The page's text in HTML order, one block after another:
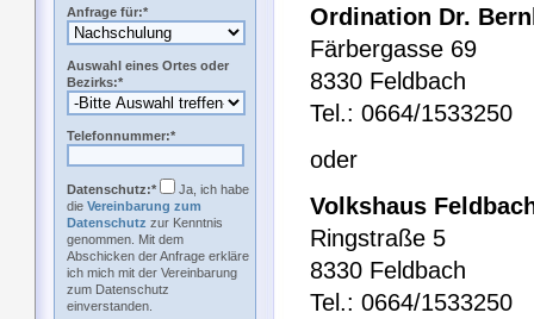
Anfrage für:*
Auswahl eines Ortes oder
Bezirks:*
Telefonnummer:*
Datenschutz:*
Ja, ich habe
die Vereinbarung zum
Datenschutz zur Kenntnis
genommen. Mit dem
Abschicken der Anfrage erkläre
ich mich mit der Vereinbarung
zum Datenschutz
einverstanden.
Ordination Dr.
Färbergasse 69
8330 Feldbach
Tel.: 0664/1533250
oder
Volkshaus
Ringstraße 5
8330 Feldbach
Tel.: 0664/1533250